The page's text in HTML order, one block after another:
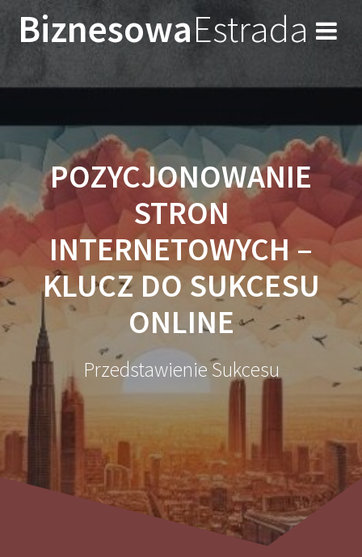
do
treści
BiznesowaEstrada
POZYCJONOWANIE
STRON
INTERNETOWYCH –
KLUCZ DO SUKCESU
ONLINE
Przedstawienie Sukcesu